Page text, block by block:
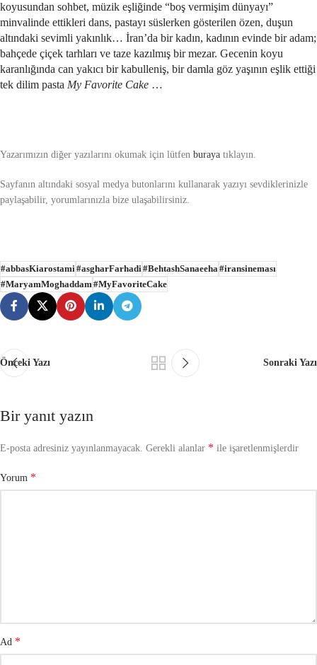
koyusundan sohbet, müzik eşliğinde “boş vermişim dünyayı”
minvalinde ettikleri dans, pastayı süslerken gösterilen özen, duşun
altındaki sevimli yakınlık… İran’da bir kadın, kadının evinde bir adam;
bahçede çiçek tarhları ve taze kazılmış bir mezar. Gecenin koyu
karanlığında can yakıcı bir kabulleniş, bir damla göz yaşının eşlik ettiği
tek dilim pasta My Favorite Cake …
Yazarımızın diğer yazılarını okumak için lütfen buraya tıklayın.
Sayfanın altındaki sosyal medya butonlarını kullanarak yazıyı sevdiklerinizle
paylaşabilir, yorumlarınızla bize ulaşabilirsiniz.
#abbasKiarostami#asgharFarhadi#BehtashSanaeeha#iransineması
#MaryamMoghaddam#MyFavoriteCake
Önceki Yazı Sonraki Yazı
Bir yanıt yazın
E-posta adresiniz yayınlanmayacak. Gerekli alanlar * ile işaretlenmişlerdir
Yorum *
Ad *